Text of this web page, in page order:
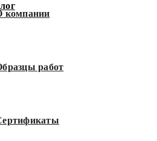
компании
работ